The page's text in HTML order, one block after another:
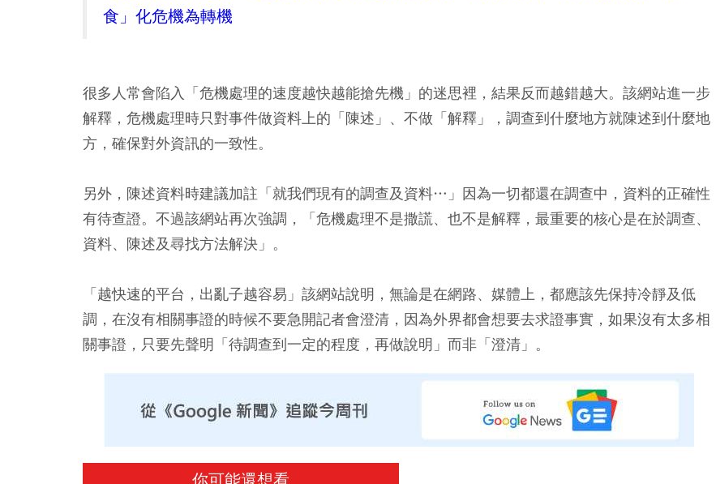
食」化危機為轉機
很多人常會陷入「危機處理的速度越快越能搶先機」的迷思裡，結果反而越錯越大。該網站進一步
解釋， 危機處理時只對事件做資料上的「陳述」、不做「解釋」
，調查到什麼地方就陳述到什麼地
方，確保對外資訊的一致性。
另外， 陳述資料時建議加註「就我們現有的調查及資料…」 因為一切都還在調查中，資料的正確性
有待查證。不過該網站再次強調，
「危機處理不是撒謊、也不是解釋，最重要的核心是在於調查、
資料、陳述及尋找方法解決」 。
「越快速的平台，出亂子越容易」該網站說明，無論是在網路、媒體上，都應該先保持冷靜及低
調，在沒有相關事證的時候不要急開記者會澄清 ，因為外界都會想要去求證事實，如果沒有太多相
關事證，只要先聲明「待調查到一定的程度，再做說明」而非「澄清」。
你可能還想看